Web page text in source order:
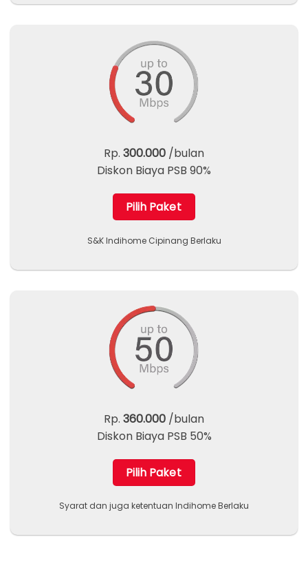
Rp. 300.000 /bulan
Diskon Biaya PSB 90%
Pilih Paket
S&K Indihome Cipinang Berlaku
Rp. 360.000 /bulan
Diskon Biaya PSB 50%
Pilih Paket
Syarat dan juga ketentuan Indihome Berlaku